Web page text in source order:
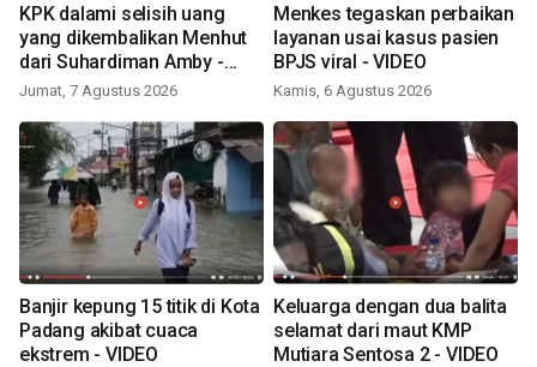
KPK dalami selisih uang
yang dikembalikan Menhut
dari Suhardiman Amby -
VIDEO
Jumat, 7 Agustus 2026
Menkes tegaskan perbaikan
layanan usai kasus pasien
BPJS viral - VIDEO
Kamis, 6 Agustus 2026
Banjir kepung 15 titik di Kota
Padang akibat cuaca
ekstrem - VIDEO
Keluarga dengan dua balita
selamat dari maut KMP
Mutiara Sentosa 2 - VIDEO